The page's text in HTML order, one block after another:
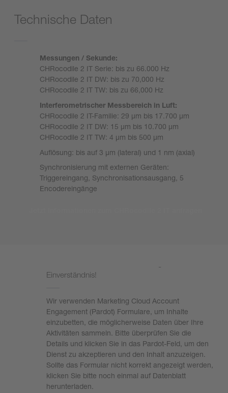
Technische Daten
Messungen / Sekunde:
CHRocodile 2 IT Serie: bis zu 66.000 Hz
CHRocodile 2 IT DW: bis zu 70,000 Hz
CHRocodile 2 IT TW: bis zu 66,000 Hz
Interferometrischer Messbereich in Luft:
CHRocodile 2 IT-Familie: 29 µm bis 17.700 µm
CHRocodile 2 IT DW: 15 µm bis 10.700 µm
CHRocodile 2 IT TW: 4 µm bis 500 µm
Auflösung: bis auf 3 µm (lateral) und 1 nm (axial)
Synchronisierung mit externen Geräten:
Triggereingang, Synchronisationsausgang, 5
Encodereingänge
Einverständnis!
Wir verwenden Marketing Cloud Account
Engagement (Pardot) Formulare, um Inhalte
einzubetten, die möglicherweise Daten über Ihre
Aktivitäten sammeln. Bitte überprüfen Sie die
Details und klicken Sie in das Pardot-Feld, um den
Dienst zu akzeptieren und den Inhalt anzuzeigen.
Sollte das Formular nicht korrekt angezeigt werden,
klicken Sie bitte noch einmal auf Datenblatt
herunterladen.